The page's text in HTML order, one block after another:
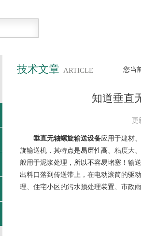
技术文章 ARTICLE 您当
知道垂直
更
垂直无轴螺旋输送设备应用于建材
旋输送机，其特点是易磨性高、粘度大
般用于泥浆处理，所以不容易堵塞！输
出料口落到传送带上，在电动滚筒的驱
理、住宅小区的污水预处理装置、市政